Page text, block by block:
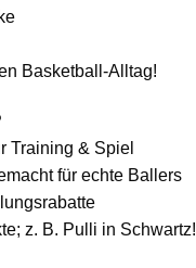
Basketball-Alltag!
Training & Spiel
für echte Ballers
z. B. Pulli in Schwartz!